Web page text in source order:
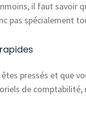
il faut savoir
pas spécialement
pressés et que
de comptabilité,